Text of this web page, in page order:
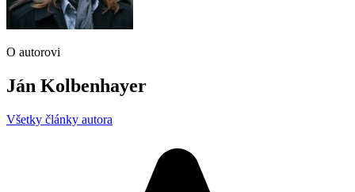
O autorovi
Ján Kolbenhayer
Všetky články autora